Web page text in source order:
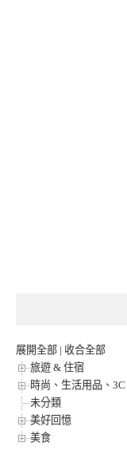
展開全部 | 收合全部
旅遊 & 住宿
時尚、生活用品、3C
未分類
美好回憶
美食